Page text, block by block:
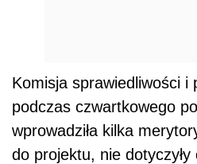
Komisja sprawiedliwości i
podczas czwartkowego
wprowadziła kilka
do projektu, nie dotyczyły